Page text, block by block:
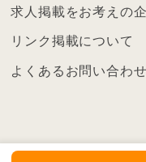
こ
求人掲載をお考えの
リンク掲載について
よくあるお問い合わせ